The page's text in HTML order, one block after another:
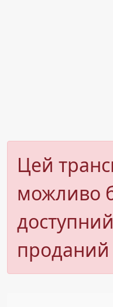
Цей
можливо
проданий